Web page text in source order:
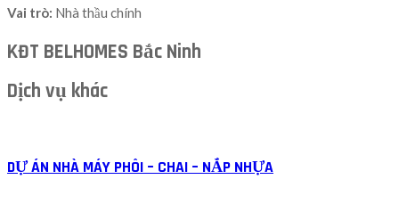
Vai trò: Nhà thầu chính
KĐT BELHOMES Bắc Ninh
Dịch vụ khác
DỰ ÁN NHÀ MÁY PHÔI – CHAI – NẮP NHỰA